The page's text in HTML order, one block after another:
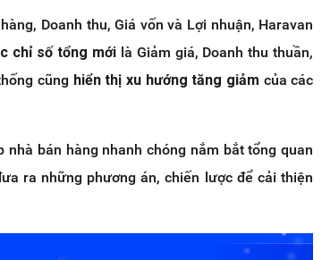
Doanh thu, Giá vốn và Lợi nhuận, Haravan
chỉ số tổng mớilà Giảm giá, Doanh thu thuần,
cũng hiển thị xu hướng tăng giảm của các
bán hàng nhanh chóng nắm bắt tổng quan
ra những phương án, chiến lược để cải thiện